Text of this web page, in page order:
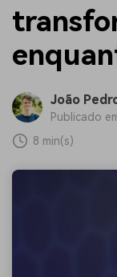
João
Publicado
8 min(s)